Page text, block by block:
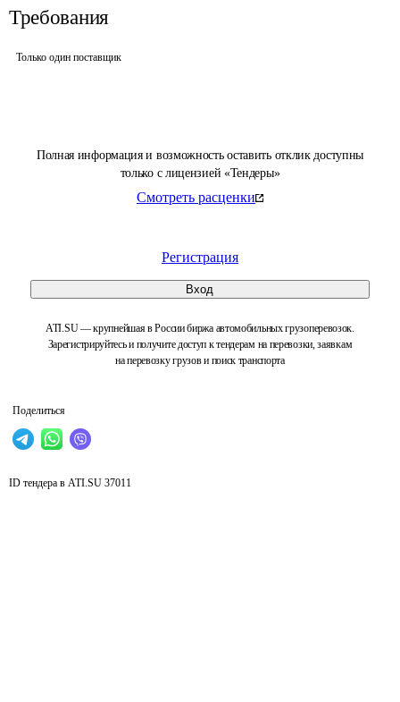
Полная информация и возможность оставить отклик доступны
только с лицензией «Тендеры»
Смотреть расценки
Регистрация
Вход
ATI.SU — крупнейшая в России биржа автомобильных грузоперевозок.
Зарегистрируйтесь и получите доступ к тендерам на перевозки, заявкам
на перевозку грузов и поиск транспорта
Поделиться
Требования
Только один поставщик
ID тендера в ATI.SU 37011